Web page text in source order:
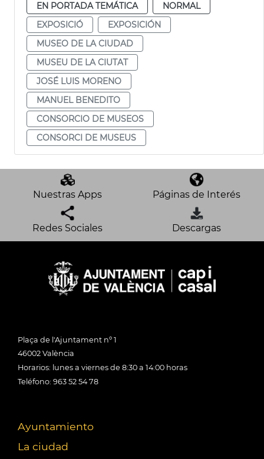
EN PORTADA TEMÁTICA
NORMAL
EXPOSICIÓ
EXPOSICIÓN
MUSEO DE LA CIUDAD
MUSEU DE LA CIUTAT
JOSÉ LUIS MORENO
MANUEL BENEDITO
CONSORCIO DE MUSEOS
CONSORCI DE MUSEUS
Nuestras Apps Páginas de Interés
Redes Sociales Descargas
Plaça de l'Ajuntament nº 1
46002 València
Horarios: lunes a viernes de 8:30 a 14:00 horas
Teléfono: 963 52 54 78
Ayuntamiento
La ciudad